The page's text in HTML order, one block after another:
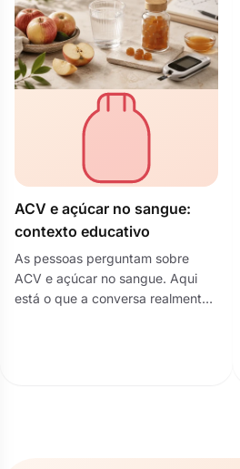
ACV e açúcar no sangue:
contexto educativo
As pessoas perguntam sobre
ACV e açúcar no sangue. Aqui
está o que a conversa realmente